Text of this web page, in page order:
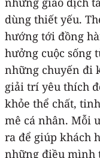
dùng thiết yếu.
hướng tới đồng
hưởng cuộc sống
những chuyến đi
giải trí yêu thích
khỏe thể chất,
mê cá nhân. Mỗi
ra để giúp khách
những điều mình